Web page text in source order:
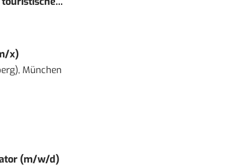
x)
München
(m/w/d)